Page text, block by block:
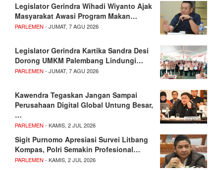
Legislator Gerindra Wihadi Wiyanto Ajak
Masyarakat Awasi Program Makan…
PARLEMEN - JUMAT, 7 AGU 2026
Legislator Gerindra Kartika Sandra Desi
Dorong UMKM Palembang Lindungi…
PARLEMEN - JUMAT, 7 AGU 2026
Kawendra Tegaskan Jangan Sampai
Perusahaan Digital Global Untung Besar,
…
PARLEMEN - KAMIS, 2 JUL 2026
Sigit Purnomo Apresiasi Survei Litbang
Kompas, Polri Semakin Profesional…
PARLEMEN - KAMIS, 2 JUL 2026